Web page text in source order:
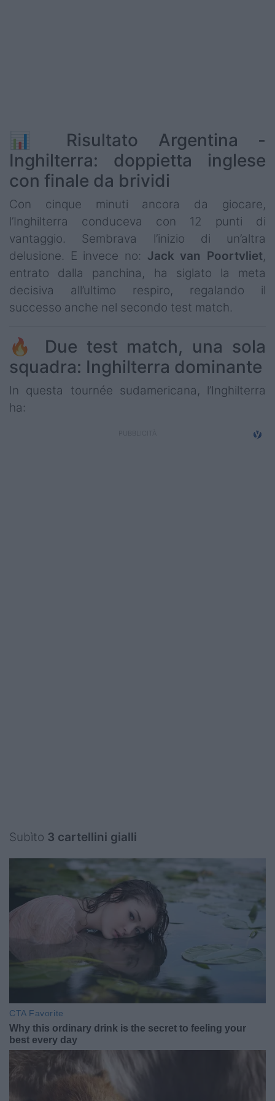
📊 Risultato Argentina -
Inghilterra: doppietta inglese
con finale da brividi
Con cinque minuti ancora da giocare,
l’Inghilterra conduceva con 12 punti di
vantaggio. Sembrava l’inizio di un’altra
delusione. E invece no: Jack van Poortvliet,
entrato dalla panchina, ha siglato la meta
decisiva all’ultimo respiro, regalando il
successo anche nel secondo test match.
🔥 Due test match, una sola
squadra: Inghilterra dominante
In questa tournée sudamericana, l’Inghilterra
ha:
Subìto 3 cartellini gialli